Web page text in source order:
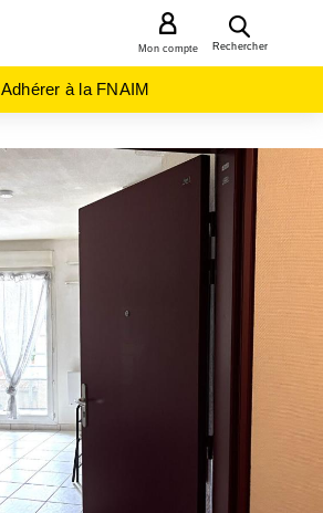
Rechercher
Mon compte
Adhérer à la FNAIM